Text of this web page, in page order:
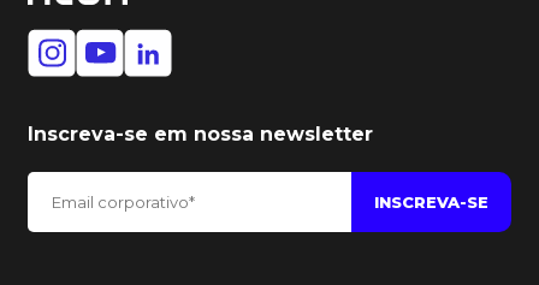
Inscreva-se em nossa newsletter